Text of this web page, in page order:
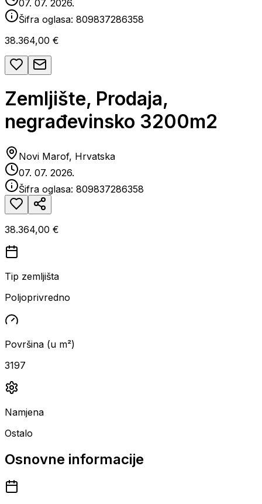
07. 07. 2026.
Šifra oglasa: 809837286358
38.364,00 €
Zemljište, Prodaja,
negrađevinsko 3200m2
Novi Marof, Hrvatska
07. 07. 2026.
Šifra oglasa: 809837286358
38.364,00 €
Tip zemljišta
Poljoprivredno
Površina (u m²)
3197
Namjena
Ostalo
Osnovne informacije